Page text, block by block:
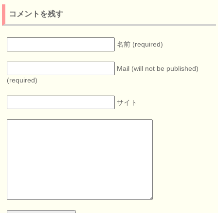
コメントを残す
名前 (required)
Mail (will not be published)
(required)
サイト